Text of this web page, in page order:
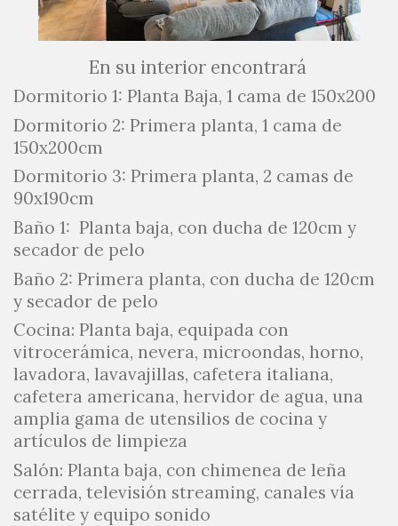
En su interior encontrará
Dormitorio 1: Planta Baja, 1 cama de 150x200
Dormitorio 2: Primera planta, 1 cama de
150x200cm
Dormitorio 3: Primera planta, 2 camas de
90x190cm
Baño 1: Planta baja, con ducha de 120cm y
secador de pelo
Baño 2: Primera planta, con ducha de 120cm
y secador de pelo
Cocina: Planta baja, equipada con
vitrocerámica, nevera, microondas, horno,
lavadora, lavavajillas, cafetera italiana,
cafetera americana, hervidor de agua, una
amplia gama de utensilios de cocina y
artículos de limpieza
Salón: Planta baja, con chimenea de leña
cerrada, televisión streaming, canales vía
satélite y equipo sonido